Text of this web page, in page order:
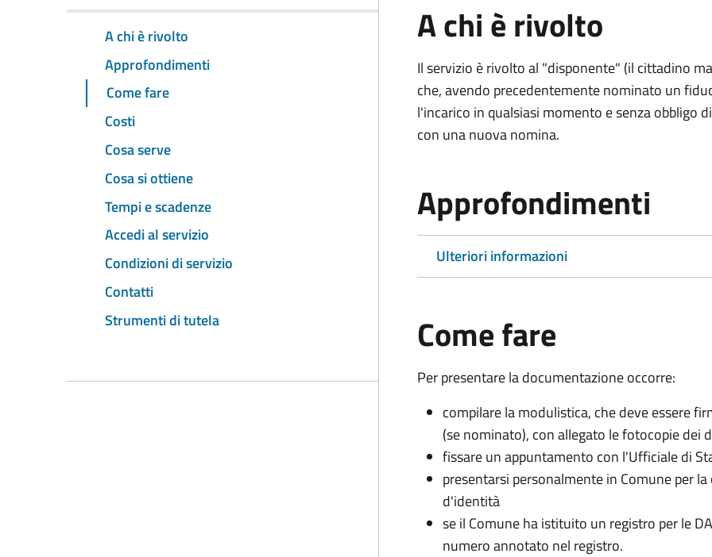
A chi è rivolto
Approfondimenti
Come fare
Costi
Cosa serve
Cosa si ottiene
Tempi e scadenze
Accedi al servizio
Condizioni di servizio
Contatti
Strumenti di tutela
A chi è rivolto
Il servizio è rivolto al "disponente" (il cittadino
che, avendo precedentemente nominato un
l'incarico in qualsiasi momento e senza obbligo
con una nuova nomina.
Approfondimenti
Ulteriori informazioni
Come fare
Per presentare la documentazione occorre:
compilare la modulistica, che deve essere
(se nominato), con allegato le fotocopie
fissare un appuntamento con l'Ufficiale di
presentarsi personalmente in Comune per
d'identità
se il Comune ha istituito un registro per le
numero annotato nel registro.